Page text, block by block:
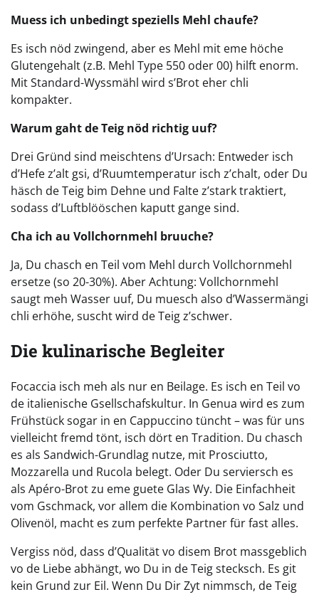
Muess ich unbedingt speziells Mehl chaufe?
Es isch nöd zwingend, aber es Mehl mit eme höche
Glutengehalt (z.B. Mehl Type 550 oder 00) hilft enorm.
Mit Standard-Wyssmähl wird s’Brot eher chli
kompakter.
Warum gaht de Teig nöd richtig uuf?
Drei Gründ sind meischtens d’Ursach: Entweder isch
d’Hefe z’alt gsi, d’Ruumtemperatur isch z’chalt, oder Du
häsch de Teig bim Dehne und Falte z’stark traktiert,
sodass d’Luftblööschen kaputt gange sind.
Cha ich au Vollchornmehl bruuche?
Ja, Du chasch en Teil vom Mehl durch Vollchornmehl
ersetze (so 20-30%). Aber Achtung: Vollchornmehl
saugt meh Wasser uuf, Du muesch also d’Wassermängi
chli erhöhe, suscht wird de Teig z’schwer.
Die kulinarische Begleiter
Focaccia isch meh als nur en Beilage. Es isch en Teil vo
de italienische Gsellschafskultur. In Genua wird es zum
Frühstück sogar in en Cappuccino tüncht – was für uns
vielleicht fremd tönt, isch dört en Tradition. Du chasch
es als Sandwich-Grundlag nutze, mit Prosciutto,
Mozzarella und Rucola belegt. Oder Du serviersch es
als Apéro-Brot zu eme guete Glas Wy. Die Einfachheit
vom Gschmack, vor allem die Kombination vo Salz und
Olivenöl, macht es zum perfekte Partner für fast alles.
Vergiss nöd, dass d’Qualität vo disem Brot massgeblich
vo de Liebe abhängt, wo Du in de Teig stecksch. Es git
kein Grund zur Eil. Wenn Du Dir Zyt nimmsch, de Teig